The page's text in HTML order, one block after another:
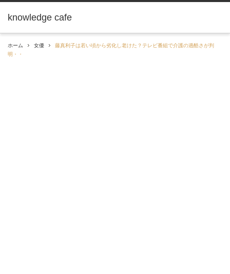
knowledge cafe
ホーム 女優
藤真利子は若い頃から劣化し老けた？テレビ番組で介護の過酷さが判
明・・